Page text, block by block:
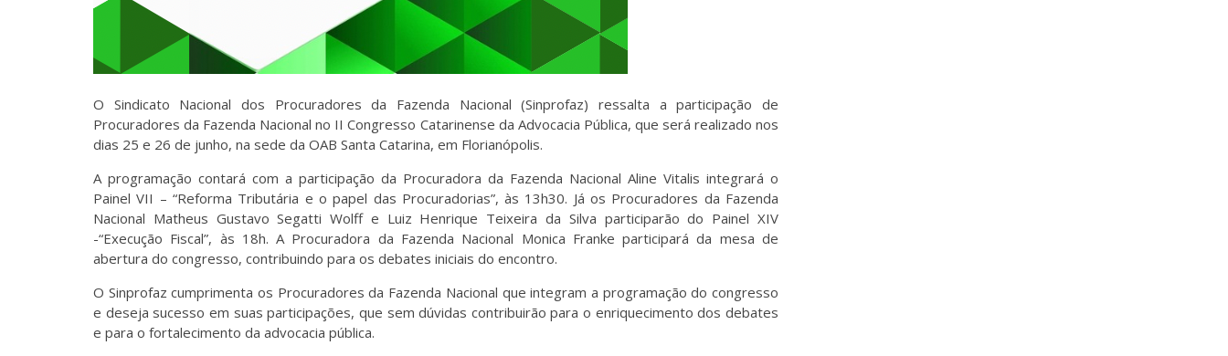
O Sindicato Nacional dos Procuradores da Fazenda Nacional (Sinprofaz) ressalta a participação de
Procuradores da Fazenda Nacional no II Congresso Catarinense da Advocacia Pública, que será realizado nos
dias 25 e 26 de junho, na sede da OAB Santa Catarina, em Florianópolis.
A programação contará com a participação da Procuradora da Fazenda Nacional Aline Vitalis integrará o
Painel VII – “Reforma Tributária e o papel das Procuradorias”, às 13h30. Já os Procuradores da Fazenda
Nacional Matheus Gustavo Segatti Wolff e Luiz Henrique Teixeira da Silva participarão do Painel XIV
-“Execução Fiscal”, às 18h. A Procuradora da Fazenda Nacional Monica Franke participará da mesa de
abertura do congresso, contribuindo para os debates iniciais do encontro.
O Sinprofaz cumprimenta os Procuradores da Fazenda Nacional que integram a programação do congresso
e deseja sucesso em suas participações, que sem dúvidas contribuirão para o enriquecimento dos debates
e para o fortalecimento da advocacia pública.